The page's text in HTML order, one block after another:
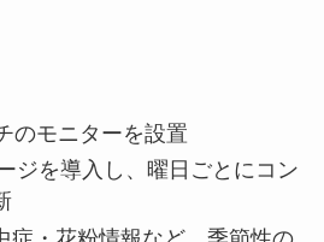
のモニターを設置
ジを導入し、曜日ごとにコン